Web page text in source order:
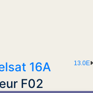
13.0E
16A
F02